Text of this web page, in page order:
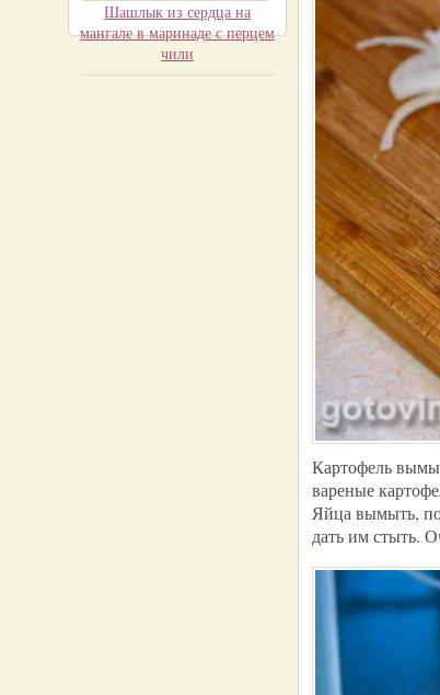
Шашлык из сердца на
мангале в маринаде с перцем
чили
Картофель
вареные
Яйца вымыть,
дать им стыть.